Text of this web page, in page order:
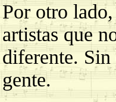
Por otro
artistas que
diferente. Sin
gente.